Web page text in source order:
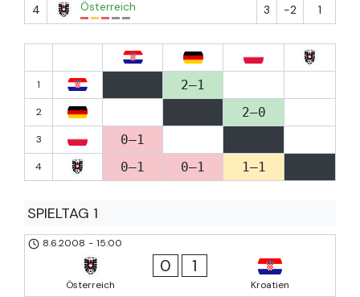
4 Österreich 3 -2 1
1 2–1
2 2–0
3 0–1
4 0–1 0–1 1–1
SPIELTAG 1
8.6.2008 - 15:00
Österreich
0 1
Kroatien